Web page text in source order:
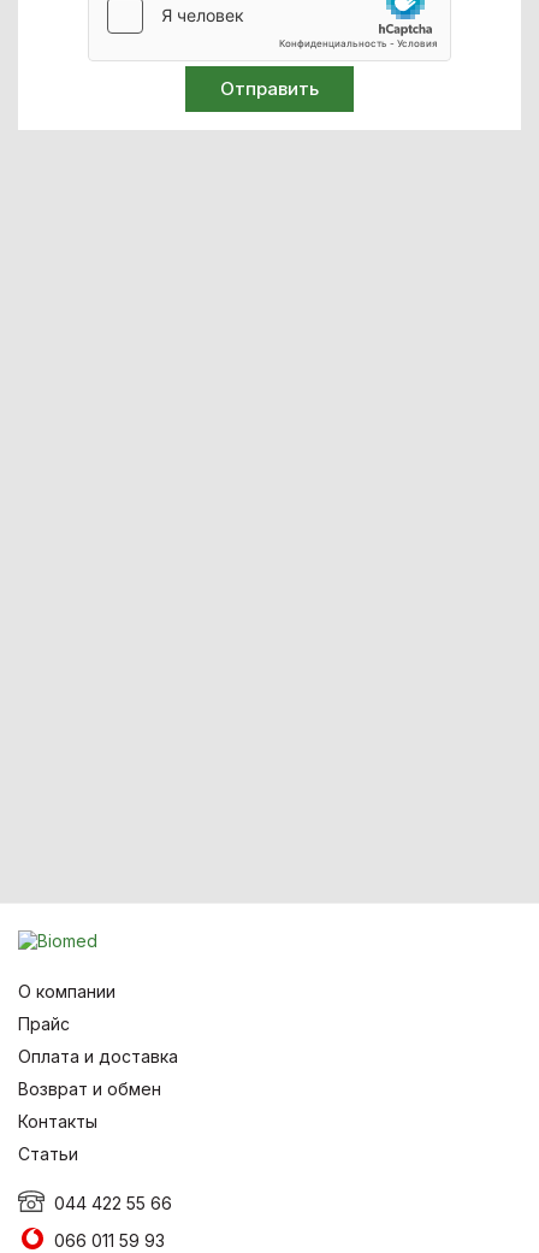
О компании
Прайс
Оплата и доставка
Возврат и обмен
Контакты
Статьи
044 422 55 66
066 011 59 93